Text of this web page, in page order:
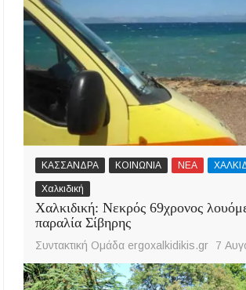
ΚΑΣΣΑΝΔΡΑ ΚΟΙΝΩΝΙΑ ΝΕΑ
Χαλκιδική
Χαλκιδική: Νεκρός 69χρονος
παραλία Σίβηρης
Συντακτική Ομάδα ergoxalkidikis.gr 7